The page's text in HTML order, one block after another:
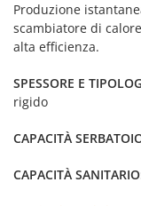
Produzione
scambiatore di
alta efficienza.
SPESSORE E
rigido
CAPACITÀ
CAPACITÀ